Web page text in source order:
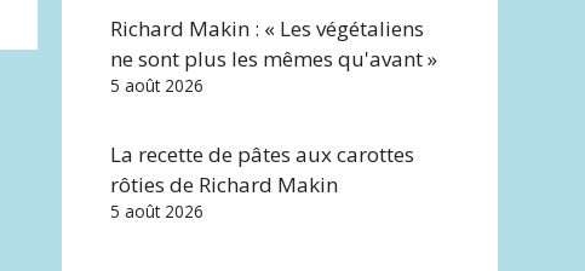
Richard Makin : « Les végétaliens
ne sont plus les mêmes qu'avant »
5 août 2026
La recette de pâtes aux carottes
rôties de Richard Makin
5 août 2026